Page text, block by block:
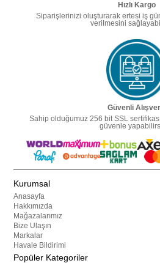
Hızlı Kargo
Siparişlerinizi oluşturarak ertesi iş
verilmesini
Güvenli
Sahip olduğumuz 256 bit SSL
güvenle
Kurumsal
Anasayfa
Hakkımızda
Mağazalarımız
Bize Ulaşın
Markalar
Havale Bildirimi
Popüler Kategoriler